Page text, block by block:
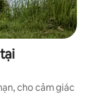
cho cảm giác